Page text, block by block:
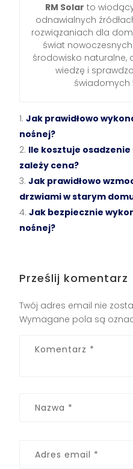
RM Solar to
odnawialnych
rozwiązaniach dla
świat
środowisko
wiedzę i
świadomych
Jak prawidłowo
nośnej?
Ile kosztuje
zależy cena?
Jak prawidłowo
drzwiami w starym
Jak bezpiecznie
nośnej?
Prześlij komentarz
Twój adres email nie
Wymagane pola są